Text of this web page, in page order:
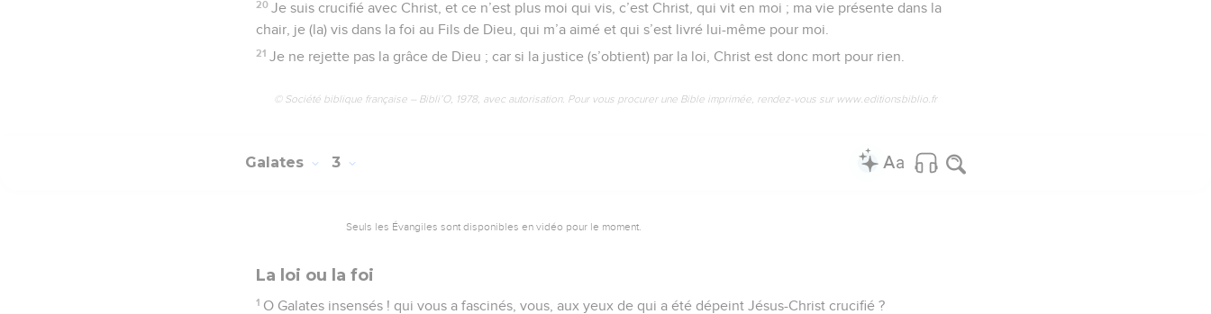
20 Je suis crucifié avec Christ, et ce n’est plus moi qui vis, c’est Christ, qui vit en moi ; ma vie présente dans la
chair, je (la) vis dans la foi au Fils de Dieu, qui m’a aimé et qui s’est livré lui-même pour moi.
21 Je ne rejette pas la grâce de Dieu ; car si la justice (s’obtient) par la loi, Christ est donc mort pour rien.
© Société biblique française – Bibli’O, 1978, avec autorisation. Pour vous procurer une Bible imprimée, rendez-vous sur www.editionsbiblio.fr
Galates 3
Seuls les Évangiles sont disponibles en vidéo pour le moment.
La loi ou la foi
1 O Galates insensés ! qui vous a fascinés, vous, aux yeux de qui a été dépeint Jésus-Christ crucifié ?